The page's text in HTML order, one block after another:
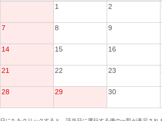
1
2
7 8 9
14 15 16
21 22 23
28 29 30